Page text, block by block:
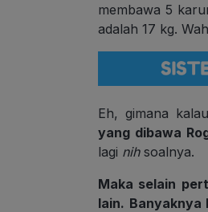
membawa 5
adalah 17 kg.
Eh, gimana
yang dibawa
lagi nih soalnya.
Maka selain
lain. Banyaknya